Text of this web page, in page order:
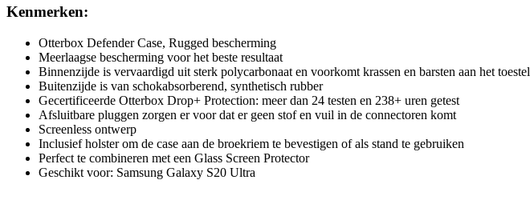
Kenmerken:
Otterbox Defender Case, Rugged bescherming
Meerlaagse bescherming voor het beste resultaat
Binnenzijde is vervaardigd uit sterk polycarbonaat en voorkomt krassen en barsten aan het toestel
Buitenzijde is van schokabsorberend, synthetisch rubber
Gecertificeerde Otterbox Drop+ Protection: meer dan 24 testen en 238+ uren getest
Afsluitbare pluggen zorgen er voor dat er geen stof en vuil in de connectoren komt
Screenless ontwerp
Inclusief holster om de case aan de broekriem te bevestigen of als stand te gebruiken
Perfect te combineren met een Glass Screen Protector
Geschikt voor: Samsung Galaxy S20 Ultra